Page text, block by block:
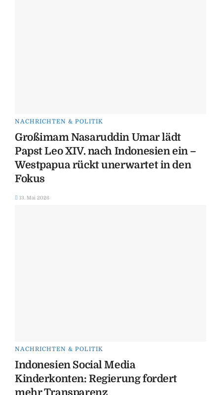
NACHRICHTEN & POLITIK
Großimam Nasaruddin Umar lädt
Papst Leo XIV. nach Indonesien ein –
Westpapua rückt unerwartet in den
Fokus
13. Mai 2026
NACHRICHTEN & POLITIK
Indonesien Social Media
Kinderkonten: Regierung fordert